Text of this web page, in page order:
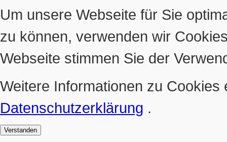
Um unsere Webseite für Sie
zu können, verwenden wir
Webseite stimmen Sie der
Weitere Informationen zu Cookies
Datenschutzerklärung .
Verstanden